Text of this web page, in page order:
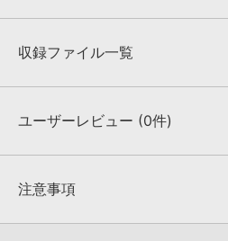
収録ファイル一覧
収録ファイル一覧
ユーザーレビュー (0件)
★★★★★
注意事項